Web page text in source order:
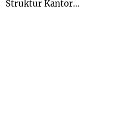
Struktur Kantor